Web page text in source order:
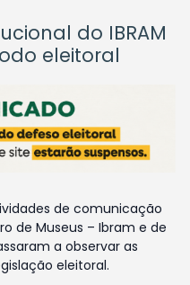
do IBRAM
eleitoral
de comunicação
de Museus – Ibram e de
a observar as
eleitoral.